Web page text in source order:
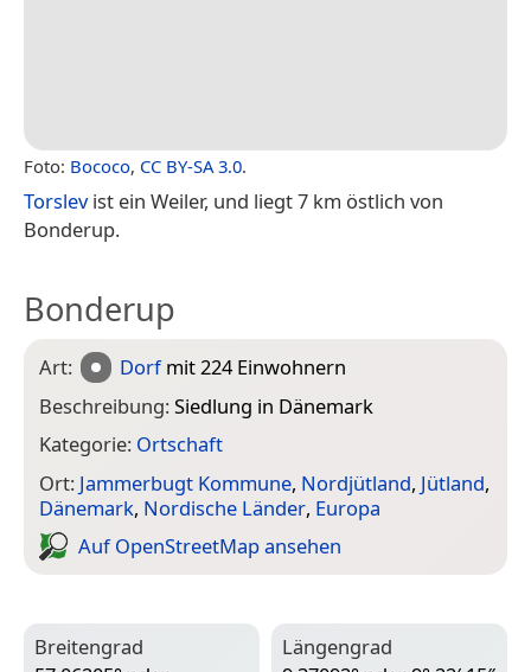
Foto: Bococo, CC BY-SA 3.0.
Torslevist ein Weiler, und liegt 7 km östlich von
Bonderup.
Bonderup
Art: Dorfmit 224 Einwohnern
Beschreibung:Siedlung in Dänemark
Kategorie: Ortschaft
Ort: Jammerbugt Kommune, Nordjütland, Jütland,
Dänemark, Nordische Länder, Europa
Auf Open­Street­Map ansehen
Breitengrad
Längengrad